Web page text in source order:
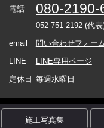
電話
080-2190-
052-751-2192(代表
email
問い合わせフォー
LINE
LINE専用ページ
定休日 毎週水曜日
Copyright カト
施工写真集